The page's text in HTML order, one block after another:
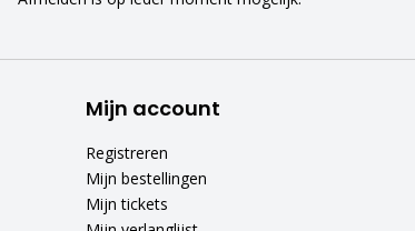
Mijn account
Registreren
Mijn bestellingen
Mijn tickets